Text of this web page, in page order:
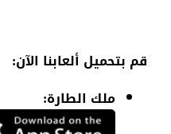
قم بتحميل ألعابنا الآن:
ملك الطارة: